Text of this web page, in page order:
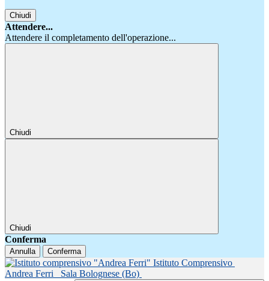
Chiudi
Attendere...
Attendere il completamento dell'operazione...
Chiudi
Chiudi
Conferma
Annulla Conferma
Istituto Comprensivo
Andrea Ferri
Sala Bolognese (Bo)